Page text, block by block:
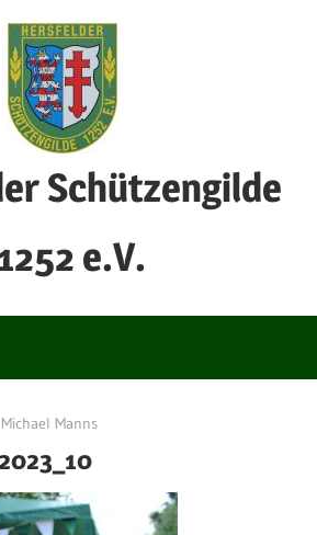
Schützengilde
e.V.
Michael Manns